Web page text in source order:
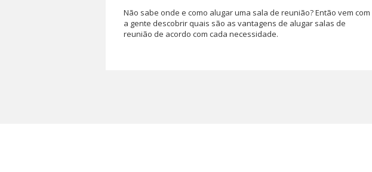
Não sabe onde e como alugar uma sala de reunião? Então vem com
a gente descobrir quais são as vantagens de alugar salas de
reunião de acordo com cada necessidade.